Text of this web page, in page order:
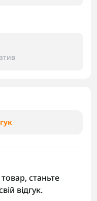
станьте
відгук.